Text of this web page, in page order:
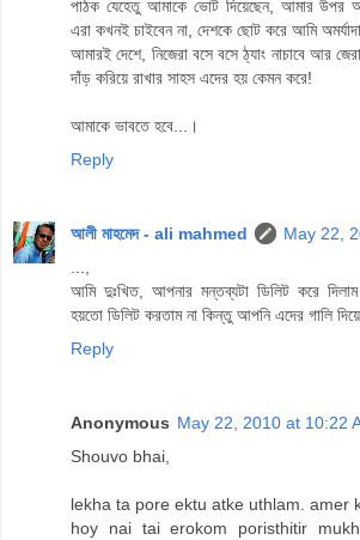
পাঠক যেহেতু আমাকে ভোট দিয়েছেন, আমার উপর
এরা কখনই চাইবেন না, দেশকে ছোট করে আমি
আমারই দেশে, নিজেরা বসে বসে ঠ্যাং নাচাবে আর
দাঁড় করিয়ে রাখার সাহস এদের হয় কেমন করে!
আমাকে ভাবতে হবে...।
Reply
আলী মাহমেদ - ali mahmed
May 22,
আমি দুঃখিত, আপনার মন্তব্যটা ডিলিট করে
হয়তো ডিলিট করতাম না কিন্তু আপনি এদের গালি
Reply
Anonymous May 22, 2010 at 10:22
Shouvo bhai,
lekha ta pore ektu atke uthlam. amer
hoy nai tai erokom poristhitir